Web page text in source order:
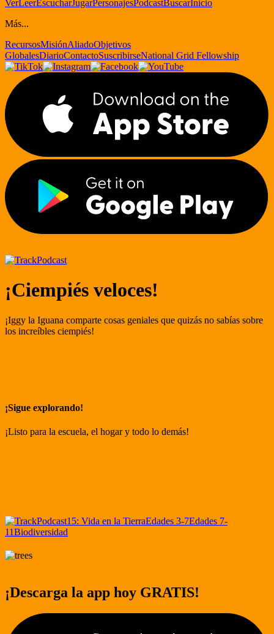
VerLeerEscucharJugarPersonajesPodcastBuscarInicio
Más...
RecursosMisiónAliadoObjetivos
GlobalesDiarioContactoSuscribirseNational Grid Fellowship
Podcast
¡Ciempiés veloces!
¡Iggy la Iguana comparte cosas geniales que quizás no sabías sobre
los increíbles ciempiés!
¡Sigue explorando!
¡Listo para la escuela, el hogar y todo lo demás!
Podcast15: Vida en la TierraEdades 3-7Edades 7-
11Biodiversidad
¡Descarga la app hoy GRATIS!